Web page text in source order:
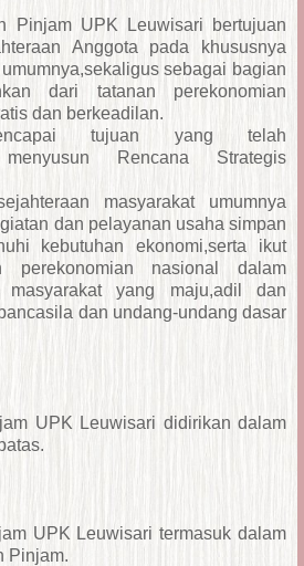
Pinjam UPK Leuwisari bertujuan
Anggota pada khususnya
sebagai bagian
dari tatanan perekonomian
dan berkeadilan.
tujuan yang telah
menyusun Rencana Strategis
masyarakat umumnya
dan pelayanan usaha simpan
kebutuhan ekonomi,serta ikut
perekonomian nasional dalam
masyarakat yang maju,adil dan
dan undang-undang dasar
UPK Leuwisari didirikan dalam
UPK Leuwisari termasuk dalam
Pinjam.